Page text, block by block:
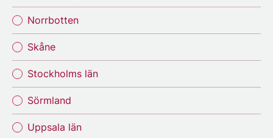
Norrbotten
Skåne
Stockholms län
Sörmland
Uppsala län